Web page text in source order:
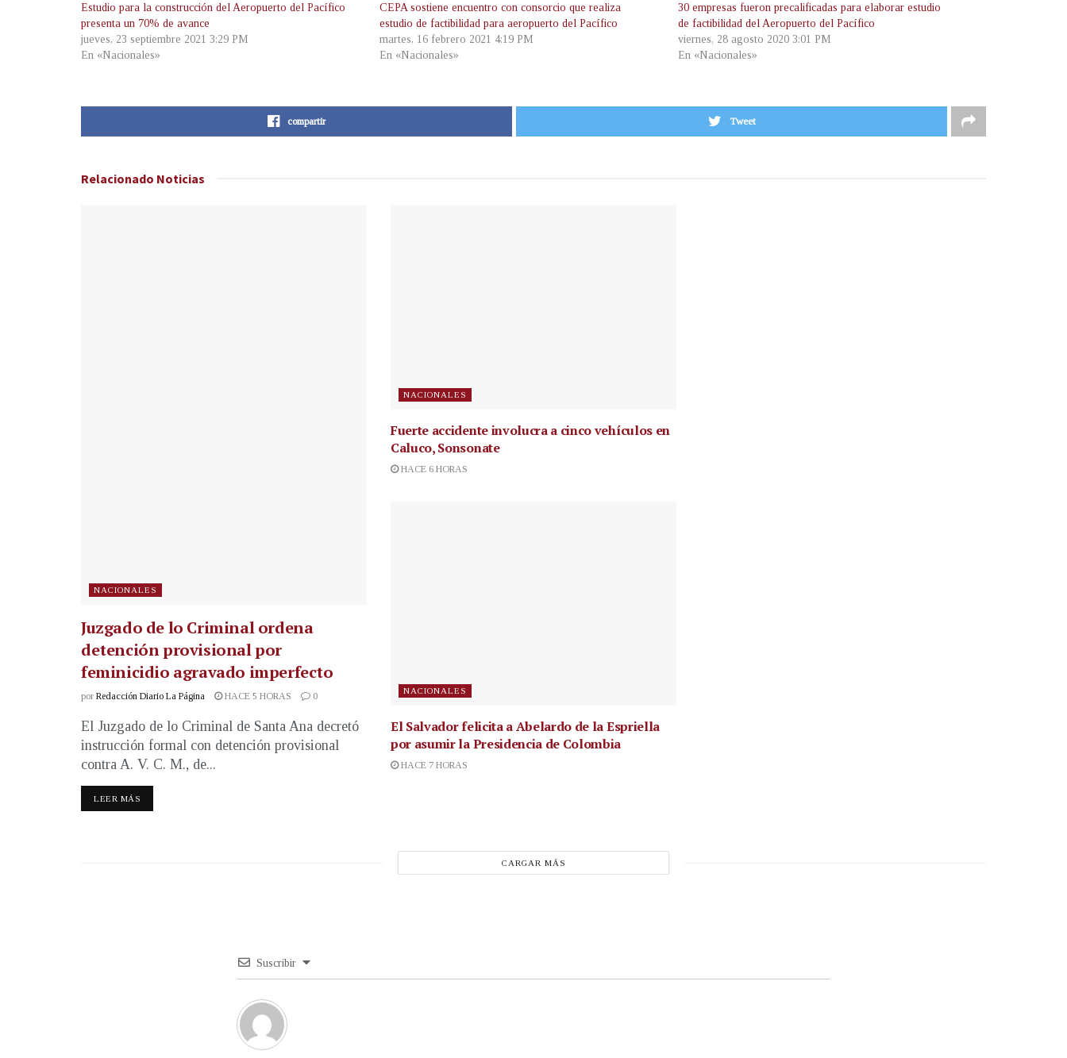
Estudio para la construcción del Aeropuerto del Pacífico
presenta un 70% de avance
jueves, 23 septiembre 2021 3:29 PM
En «Nacionales»
CEPA sostiene encuentro con consorcio que realiza
estudio de factibilidad para aeropuerto del Pacífico
martes, 16 febrero 2021 4:19 PM
En «Nacionales»
30 empresas fueron precalificadas para elaborar estudio
de factibilidad del Aeropuerto del Pacífico
viernes, 28 agosto 2020 3:01 PM
En «Nacionales»
compartir Tweet
Relacionado Noticias
NACIONALES
Juzgado de lo Criminal ordena
detención provisional por
feminicidio agravado imperfecto
por Redacción Diario La Página HACE 5 HORAS 0
El Juzgado de lo Criminal de Santa Ana decretó
instrucción formal con detención provisional
contra A. V. C. M., de...
LEER MÁS
NACIONALES
Fuerte accidente involucra a cinco vehículos en
Caluco, Sonsonate
HACE 6 HORAS
NACIONALES
El Salvador felicita a Abelardo de la Espriella
por asumir la Presidencia de Colombia
HACE 7 HORAS
CARGAR MÁS
Suscribir